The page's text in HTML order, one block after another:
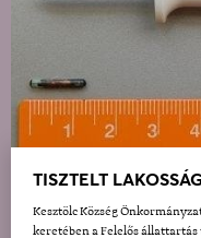
TISZTELT
Kesztölc Község
keretében a Felelős